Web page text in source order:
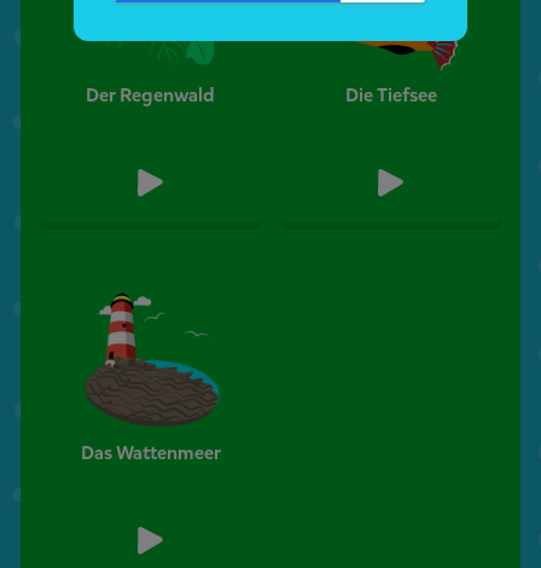
Der Regenwald Die Tiefsee
Das Wattenmeer